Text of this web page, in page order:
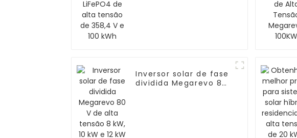
Inversor solar de fase
dividida Megarevo 80